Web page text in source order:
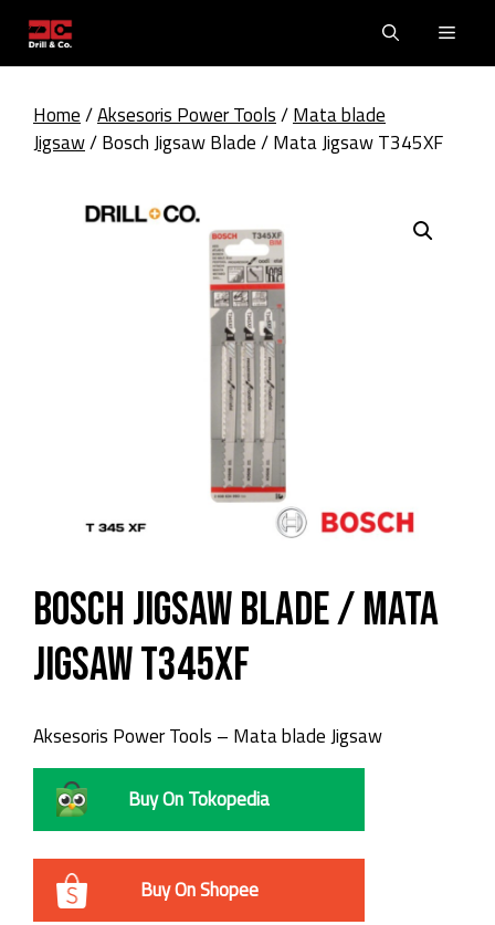
content
Home/Aksesoris Power Tools/Mata blade
Jigsaw/ Bosch Jigsaw Blade / Mata Jigsaw T345XF
Bosch Jigsaw Blade / Mata
Jigsaw T345XF
Aksesoris Power Tools – Mata blade Jigsaw
Buy On Tokopedia
Buy On Shopee